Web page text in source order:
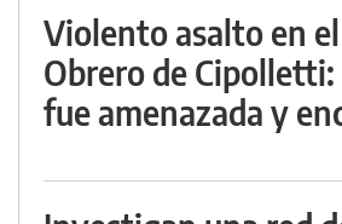
Violento asalto en
Obrero de
fue amenazada y